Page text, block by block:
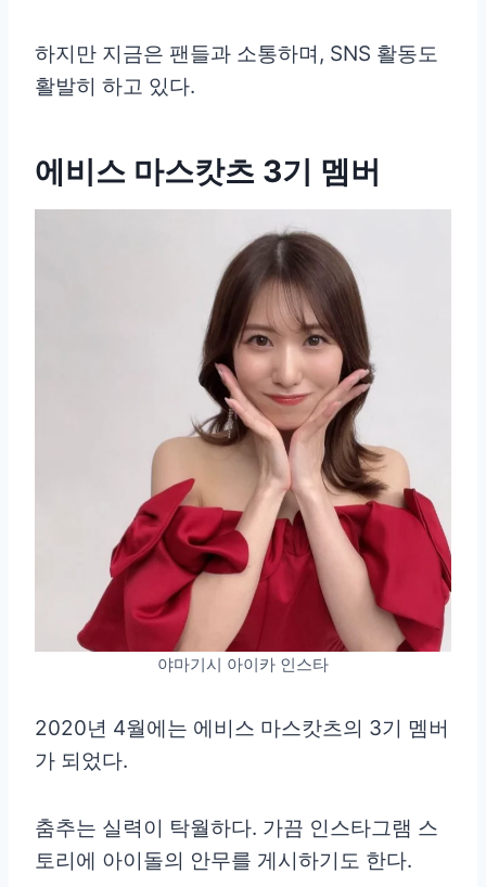
하지만 지금은 팬들과 소통하며, SNS 활동도
활발히 하고 있다.
에비스 마스캇츠 3기 멤버
야마기시 아이카 인스타
2020년 4월에는 에비스 마스캇츠의 3기 멤버
가 되었다.
춤추는 실력이 탁월하다. 가끔 인스타그램 스
토리에 아이돌의 안무를 게시하기도 한다.